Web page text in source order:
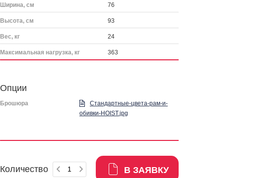
Ширина, см 76
Высота, см 93
Вес, кг 24
Максимальная нагрузка, кг 363
Опции
Брошюра
Стандартные-цвета-рам-и-
обивки-HOIST.jpg
Количество В ЗАЯВКУ